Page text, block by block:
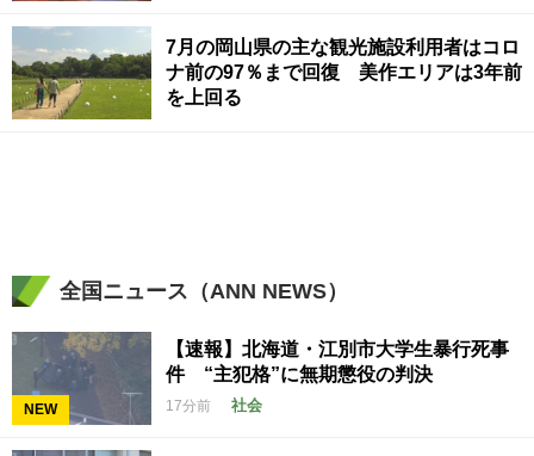
7月の岡山県の主な観光施設利用者はコロ
ナ前の97％まで回復 美作エリアは3年前
を上回る
全国ニュース（ANN NEWS）
NEW
【速報】北海道・江別市大学生暴行死事
件 “主犯格”に無期懲役の判決
17分前 社会